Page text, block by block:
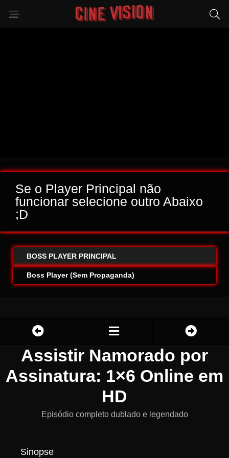
Se o Player Principal não
funcionar selecione outro Abaixo
;D
BOSS PLAYER PRINCIPAL
Boss Player (Sem Propaganda)
Assistir Namorado por
Assinatura: 1×6 Online em
HD
Episódio completo dublado e legendado
Sinopse